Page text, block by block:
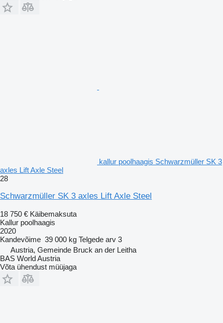
kallur poolhaagis Schwarzmüller SK 3
axles Lift Axle Steel
28
Schwarzmüller SK 3 axles Lift Axle Steel
18 750 € Käibemaksuta
Kallur poolhaagis
2020
Kandevõime 39 000 kg Telgede arv 3
Austria, Gemeinde Bruck an der Leitha
BAS World Austria
Võta ühendust müüjaga